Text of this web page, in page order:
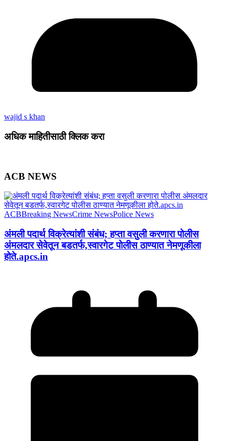
wajid s khan
अधिक माहितीसाठी क्लिक करा
ACB NEWS
ACBBreaking NewsCrime NewsPolice News
अंमली पदार्थ विक्रेत्यांशी संबंध; हप्ता वसुली करणारा पोलीस
अंमलदार सेवेतून बडतर्फ,स्वारगेट पोलीस ठाण्यात नेमणूकीला
होते.apcs.in